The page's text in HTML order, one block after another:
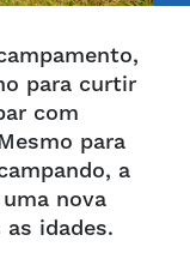
para curtir
com
para
a
nova
idades.